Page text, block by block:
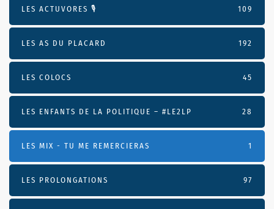
LES ACTUVORES 🎙 109
LES AS DU PLACARD 192
LES COLOCS 45
LES ENFANTS DE LA POLITIQUE – #LE2LP 28
LES MIX - TU ME REMERCIERAS 1
LES PROLONGATIONS 97